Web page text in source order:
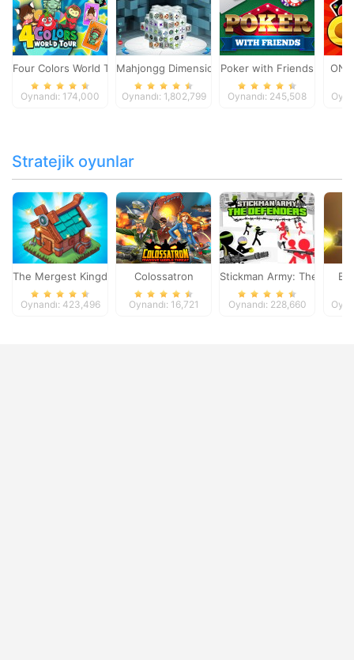
Four Colors World Tour
Oynandı: 174,000
Mahjongg Dimensions
Oynandı: 1,802,799
Poker with Friends
Oynandı: 245,508
Stratejik oyunlar
The Mergest Kingdom
Oynandı: 423,496
Colossatron
Oynandı: 16,721
Stickman Army: The
Oynandı: 228,660